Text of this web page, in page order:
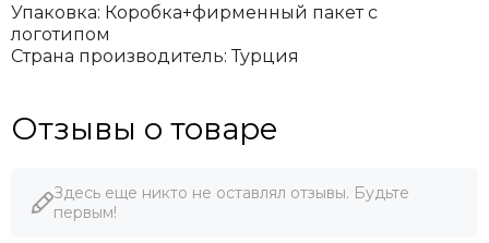
Упаковка: Коробка+фирменный пакет с
логотипом
Страна производитель: Турция
Отзывы о товаре
Здесь еще никто не оставлял отзывы. Будьте
первым!